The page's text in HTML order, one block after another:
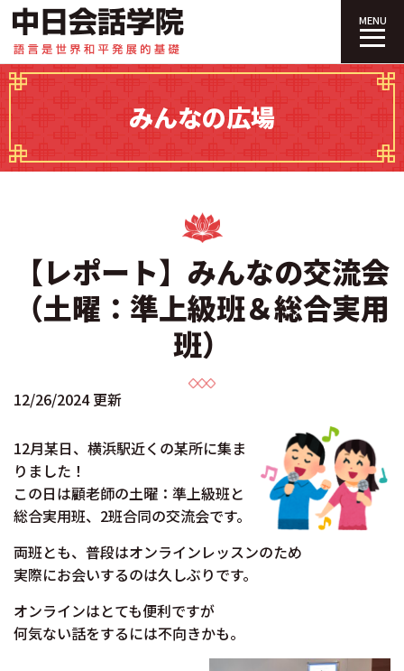
中日会話学院
MENU
みんなの広場
【レポート】みんなの交流会
（土曜：準上級班＆総合実用
班）
12/26/2024 更新
12月某日、横浜駅近くの某所に集ま
りました！
この日は顧老師の土曜：準上級班と
総合実用班、2班合同の交流会です。
両班とも、普段はオンラインレッスンのため
実際にお会いするのは久しぶりです。
オンラインはとても便利ですが
何気ない話をするには不向きかも。